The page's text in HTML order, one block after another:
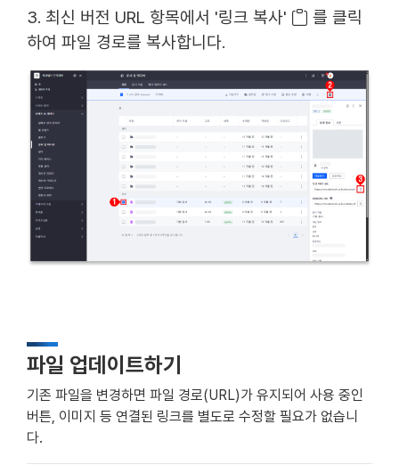
3. 최신 버전 URL 항목에서 '링크 복사'
를 클릭
하여 파일 경로를 복사합니다.
파일 업데이트하기
기존 파일을 변경하면 파일 경로(URL)가 유지되어 사용 중인
버튼, 이미지 등 연결된 링크를 별도로 수정할 필요가 없습니
다.